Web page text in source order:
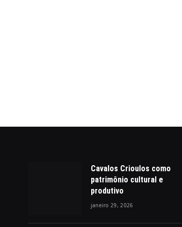
Cavalos Crioulos como
patrimônio cultural e
produtivo
janeiro 29, 2026